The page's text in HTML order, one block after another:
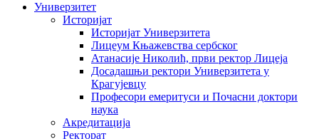
Универзитет
Историјат
Историјат Универзитета
Лицеум Књажевства сербског
Атанасије Николић, први ректор Лицеја
Досадашњи ректори Универзитета у
Крагујевцу
Професори емеритуси и Почасни доктори
наука
Акредитација
Ректорат